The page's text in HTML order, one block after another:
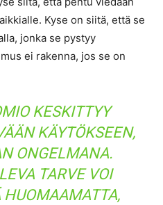
Kyse on siitä, että se
jonka se pystyy
ei rakenna, jos se on
KESKITTYY
KÄYTÖKSEEN,
ONGELMANA.
TARVE VOI